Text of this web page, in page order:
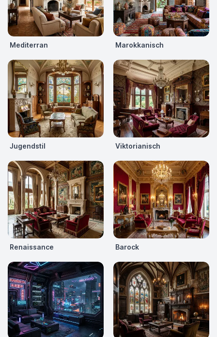
Mediterran Marokkanisch
Jugendstil Viktorianisch
Renaissance Barock